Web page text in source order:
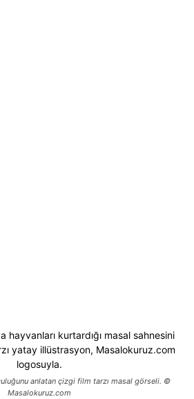
anlatan çizgi film tarzı masal görseli. ©
Masalokuruz.com